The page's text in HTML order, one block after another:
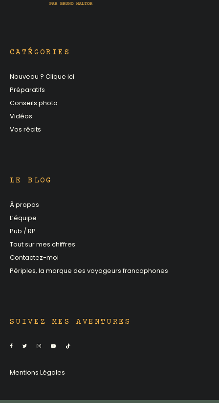
CATÉGORIES
Nouveau ? Clique ici
Préparatifs
Conseils photo
Vidéos
Vos récits
LE BLOG
À propos
L’équipe
Pub / RP
Tout sur mes chiffres
Contactez-moi
Périples, la marque des voyageurs francophones
SUIVEZ MES AVENTURES
Mentions Légales